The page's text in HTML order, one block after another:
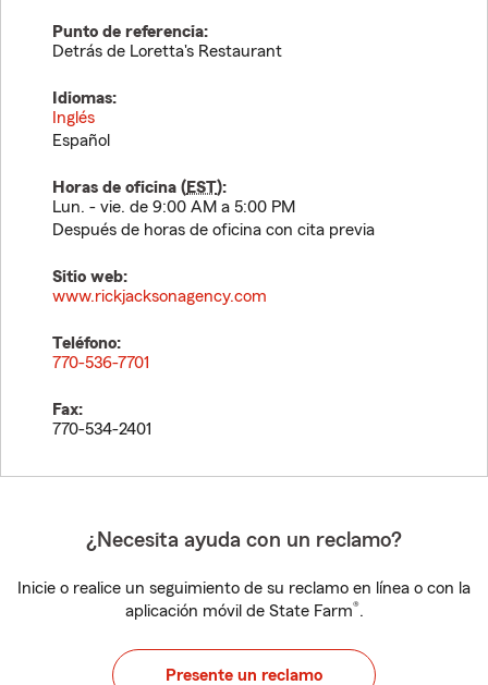
Punto de referencia:
Detrás de Loretta's Restaurant
Idiomas:
Inglés
Español
Horas de oficina (EST):
Lun. - vie. de 9:00 AM a 5:00 PM
Después de horas de oficina con cita previa
Sitio web:
www.rickjacksonagency.com
Teléfono:
770-536-7701
Fax:
770-534-2401
¿Necesita ayuda con un reclamo?
Inicie o realice un seguimiento de su reclamo en línea o con la
aplicación móvil de State Farm®.
Presente un reclamo